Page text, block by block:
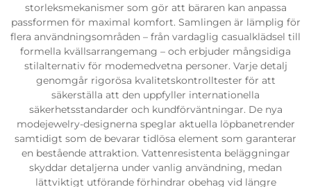
storleksmekanismer som gör att bäraren kan anpassa
passformen för maximal komfort. Samlingen är lämplig för
flera användningsområden – från vardaglig casualklädsel till
formella kvällsarrangemang – och erbjuder mångsidiga
stilalternativ för modemedvetna personer. Varje detalj
genomgår rigorösa kvalitetskontrolltester för att
säkerställa att den uppfyller internationella
säkerhetsstandarder och kundförväntningar. De nya
modejewelry-designerna speglar aktuella löpbanetrender
samtidigt som de bevarar tidlösa element som garanterar
en bestående attraktion. Vattenresistenta beläggningar
skyddar detaljerna under vanlig användning, medan
lättviktigt utförande förhindrar obehag vid längre